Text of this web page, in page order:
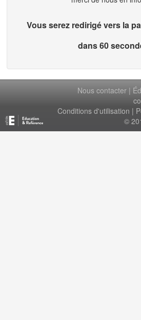
Vous serez redirigé vers la
dans 60
Nous contacter |
Conditions d'utilisation |
©